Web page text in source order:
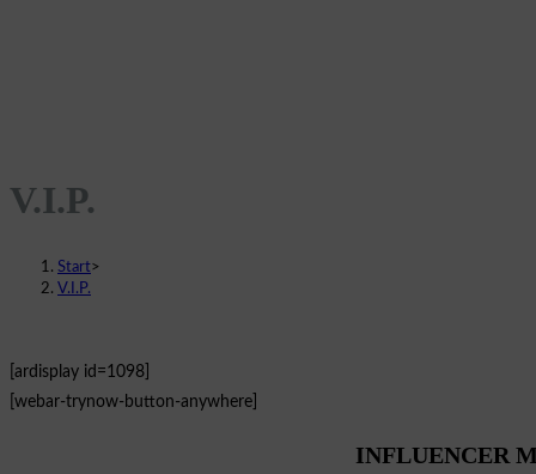
V.I.P.
Start>
V.I.P.
[ardisplay id=1098]
[webar-trynow-button-anywhere]
INFLUENCER